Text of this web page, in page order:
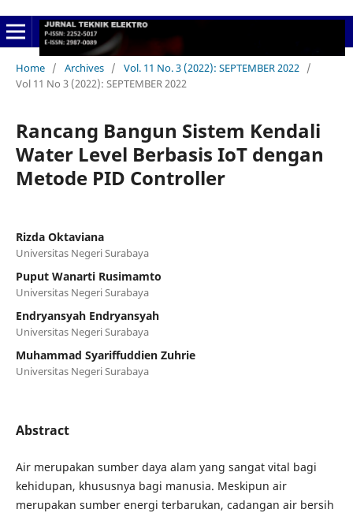
Home / Archives / Vol. 11 No. 3 (2022): SEPTEMBER 2022 /
Vol 11 No 3 (2022): SEPTEMBER 2022
Rancang Bangun Sistem Kendali
Water Level Berbasis IoT dengan
Metode PID Controller
Rizda Oktaviana
Universitas Negeri Surabaya
Puput Wanarti Rusimamto
Universitas Negeri Surabaya
Endryansyah Endryansyah
Universitas Negeri Surabaya
Muhammad Syariffuddien Zuhrie
Universitas Negeri Surabaya
Abstract
Air merupakan sumber daya alam yang sangat vital bagi
kehidupan, khususnya bagi manusia. Meskipun air
merupakan sumber energi terbarukan, cadangan air bersih